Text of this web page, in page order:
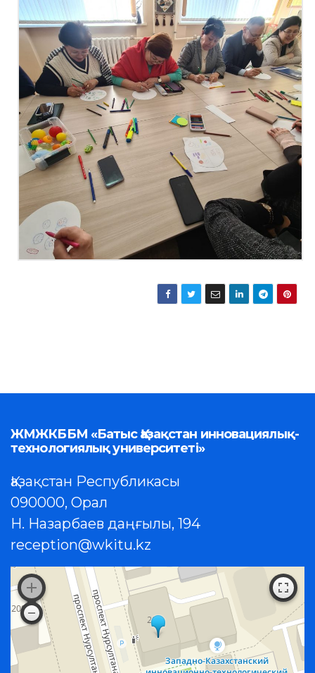
ЖМЖКББМ «Батыс Қазақстан инновациялық-
технологиялық университеті»
Қазақстан Республикасы
090000, Орал
Н. Назарбаев даңғылы, 194
reception@wkitu.kz